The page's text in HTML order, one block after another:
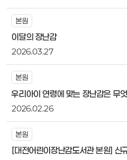
본원
이달의 장난감
2026.03.27
본원
우리아이 연령에 맞는 장난감은 무
2026.02.26
본원
[대전어린이장난감도서관 본원] 신